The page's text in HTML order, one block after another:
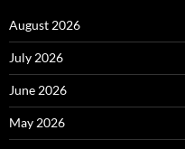
August 2026
July 2026
June 2026
May 2026